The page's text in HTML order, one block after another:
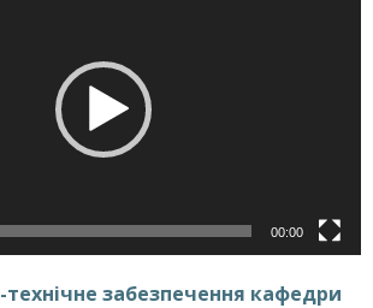
00:00
забезпечення кафедри